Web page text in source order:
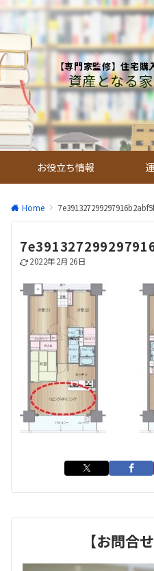
【専門家監修】住宅
資産となる
お役立ち情報
Home
2022年2月26日
【お問合